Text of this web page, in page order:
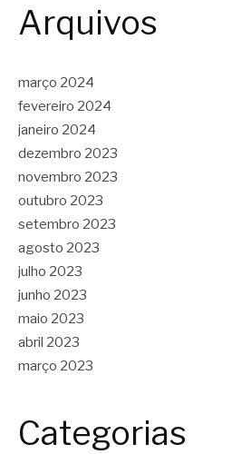
Arquivos
março 2024
fevereiro 2024
janeiro 2024
dezembro 2023
novembro 2023
outubro 2023
setembro 2023
agosto 2023
julho 2023
junho 2023
maio 2023
abril 2023
março 2023
Categorias